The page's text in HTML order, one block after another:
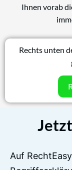
Ihnen vorab
Rechts unten
Auf